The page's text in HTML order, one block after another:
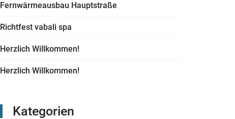
Fernwärmeausbau Hauptstraße
Richtfest vabali spa
Herzlich Willkommen!
Herzlich Willkommen!
Kategorien